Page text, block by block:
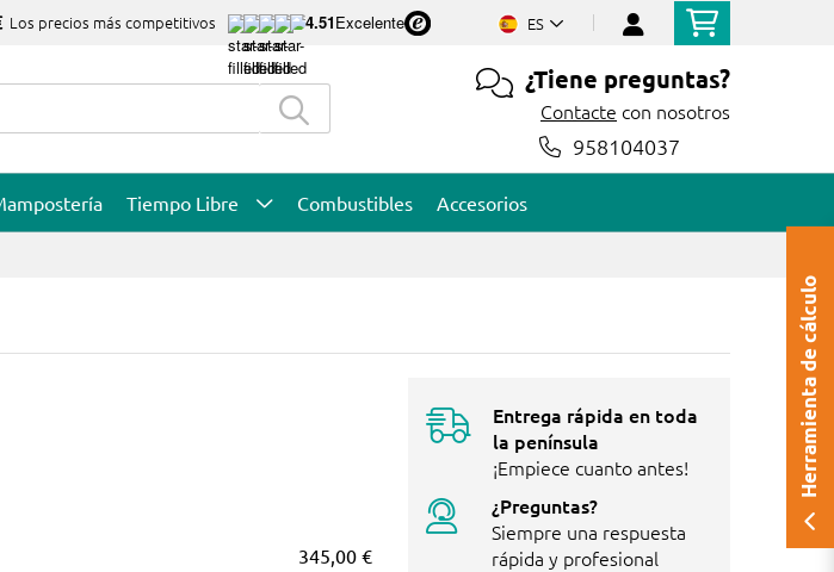
Los precios más competitivos 4.51Excelente ES
¿Tiene preguntas?
Contacte con nosotros
958104037
Tiempo Libre Combustibles Accesorios
345,00 €
Entrega rápida en toda
la península
¡Empiece cuanto antes!
¿Preguntas?
Siempre una respuesta
rápida y profesional
Herramienta de cálculo